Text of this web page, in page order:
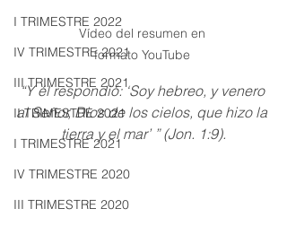
I TRIMESTRE 2022
IV TRIMESTRE 2021
III TRIMESTRE 2021
II TRIMESTRE 2021
I TRIMESTRE 2021
IV TRIMESTRE 2020
III TRIMESTRE 2020
Vídeo del resumen en
formato YouTube
“Y él respondió: ‘Soy hebreo, y venero
al Señor, Dios de los cielos, que hizo la
tierra y el mar’ ” (Jon. 1:9).